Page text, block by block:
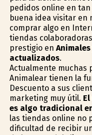
pedidos online en tan
buena idea visitar en
comprar algo en
tiendas
prestigio en
actualizados.
Actualmente muchas
Animalear tienen la
Descuento a sus
marketing muy útil.
es algo tradicional
las tiendas online no
dificultad de recibir